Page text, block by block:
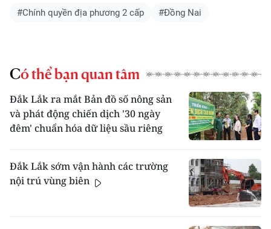
#Chính quyền địa phương 2 cấp #Đồng Nai
Có thể bạn quan tâm
Đắk Lắk ra mắt Bản đồ số nông sản
và phát động chiến dịch '30 ngày
đêm' chuẩn hóa dữ liệu sầu riêng
Đắk Lắk sớm vận hành các trường
nội trú vùng biên